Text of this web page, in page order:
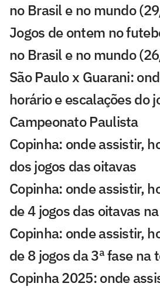
no Brasil e no mundo
Jogos de ontem no
no Brasil e no mundo
São Paulo x Guarani:
horário e escalações do
Campeonato Paulista
Copinha: onde assistir,
dos jogos das oitavas
Copinha: onde assistir,
de 4 jogos das oitavas
Copinha: onde assistir,
de 8 jogos da 3ª fase na
Copinha 2025: onde